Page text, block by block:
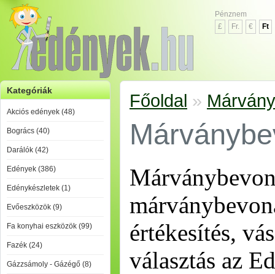
Pénznem
£
Fr. € Ft
Kategóriák
Akciós edények (48)
Bogrács (40)
Darálók (42)
Edények (386)
Edénykészletek (1)
Evőeszközök (9)
Fa konyhai eszközök (99)
Fazék (24)
Gázzsámoly - Gázégő (8)
Főoldal »
értékesítés,
választás az